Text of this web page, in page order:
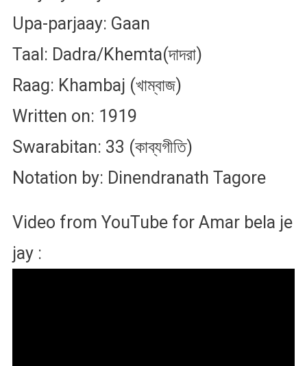
Upa-parjaay: Gaan
Taal: Dadra/Khemta(দাদরা)
Raag: Khambaj (খাম্বাজ)
Written on: 1919
Swarabitan: 33 (কাব্যগীতি)
Notation by: Dinendranath Tagore
Video from YouTube for Amar bela je
jay :